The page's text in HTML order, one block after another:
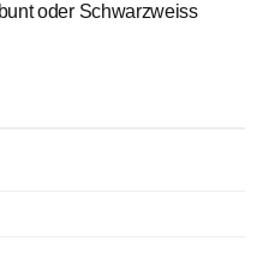
oder Schwarzweiss